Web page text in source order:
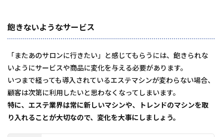
飽きないようなサービス
「またあのサロンに行きたい」と感じてもらうには、飽きられな
いようにサービスや商品に変化を与える必要があります。
いつまで経っても導入されているエステマシンが変わらない場合、
顧客は次第に利用したいと思わなくなってしまいます。
特に、エステ業界は常に新しいマシンや、トレンドのマシンを取
り入れることが大切なので、変化を大事にしましょう。